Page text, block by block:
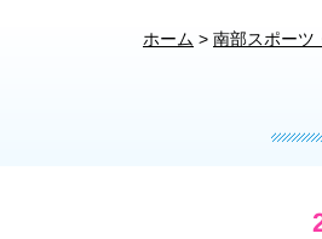
ホーム > 南部スポーツ